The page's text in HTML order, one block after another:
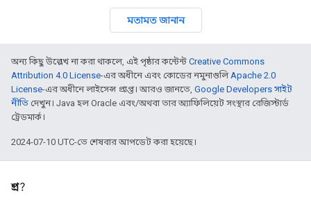
মতামত জানান
অন্য কিছু উল্লেখ না করা থাকলে, এই পৃষ্ঠার কন্টেন্ট Creative Commons
Attribution 4.0 License-এর অধীনে এবং কোডের নমুনাগুলিApache 2.0
License-এর অধীনে লাইসেন্স প্রাপ্ত। আরও জানতে, Google Developers সাইট
নীতি দেখুন। Java হল Oracle এবং/অথবা তার অ্যাফিলিয়েট সংস্থার রেজিস্টার্ড
ট্রেডমার্ক।
2024-07-10 UTC-তে শেষবার আপডেট করা হয়েছে।
প্রশ্ন?